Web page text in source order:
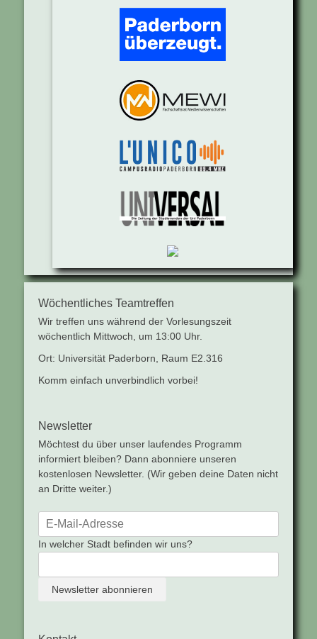
Wöchentliches Teamtreffen
Wir treffen uns während der Vorlesungszeit
wöchentlich Mittwoch, um 13:00 Uhr.
Ort: Universität Paderborn, Raum E2.316
Komm einfach unverbindlich vorbei!
Newsletter
Möchtest du über unser laufendes Programm
informiert bleiben? Dann abonniere unseren
kostenlosen Newsletter. (Wir geben deine Daten nicht
an Dritte weiter.)
In welcher Stadt befinden wir uns?